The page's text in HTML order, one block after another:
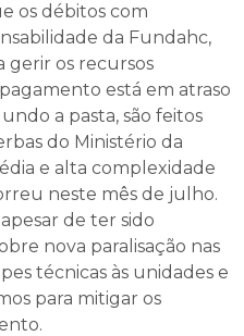
os débitos com
da Fundahc,
gerir os recursos
está em atraso
a pasta, são feitos
do Ministério da
e alta complexidade
neste mês de julho.
de ter sido
nova paralisação nas
técnicas às unidades e
para mitigar os